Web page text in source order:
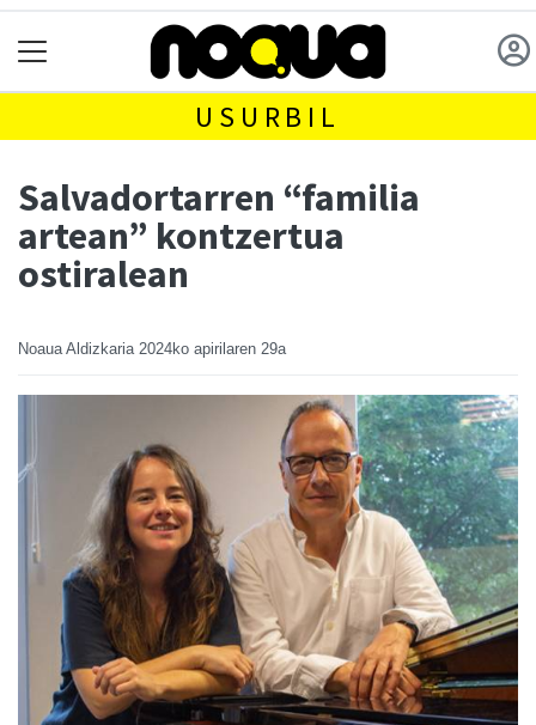
USURBIL
Salvadortarren “familia
artean” kontzertua
ostiralean
Noaua Aldizkaria 2024ko apirilaren 29a